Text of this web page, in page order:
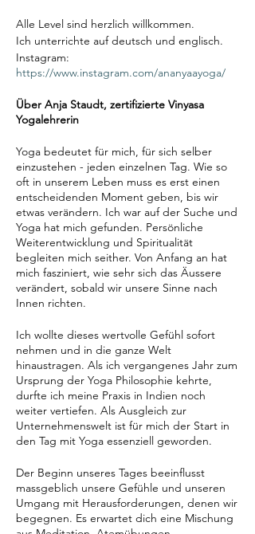
Alle Level sind herzlich willkommen.
Ich unterrichte auf deutsch und englisch.
Instagram:
https://www.instagram.com/ananyaayoga/
Über Anja Staudt, zertifizierte Vinyasa
Yogalehrerin
Yoga bedeutet für mich, für sich selber
einzustehen - jeden einzelnen Tag. Wie so
oft in unserem Leben muss es erst einen
entscheidenden Moment geben, bis wir
etwas verändern. Ich war auf der Suche und
Yoga hat mich gefunden. Persönliche
Weiterentwicklung und Spiritualität
begleiten mich seither. Von Anfang an hat
mich fasziniert, wie sehr sich das Äussere
verändert, sobald wir unsere Sinne nach
Innen richten.
Ich wollte dieses wertvolle Gefühl sofort
nehmen und in die ganze Welt
hinaustragen. Als ich vergangenes Jahr zum
Ursprung der Yoga Philosophie kehrte,
durfte ich meine Praxis in Indien noch
weiter vertiefen. Als Ausgleich zur
Unternehmenswelt ist für mich der Start in
den Tag mit Yoga essenziell geworden.
Der Beginn unseres Tages beeinflusst
massgeblich unsere Gefühle und unseren
Umgang mit Herausforderungen, denen wir
begegnen. Es erwartet dich eine Mischung